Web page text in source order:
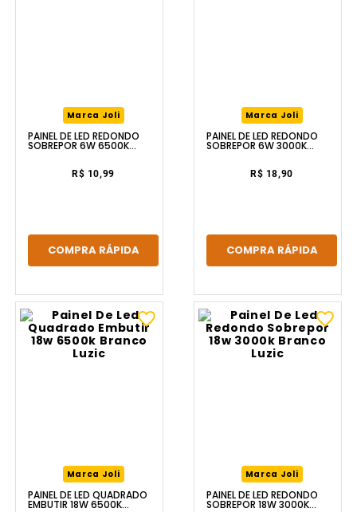
Marca Joli
PAINEL DE LED REDONDO
SOBREPOR 6W 6500K
R$ 10,99
COMPRA RÁPIDA
Marca Joli
PAINEL DE LED REDONDO
SOBREPOR 6W 3000K
R$ 18,90
COMPRA RÁPIDA
Marca Joli
PAINEL DE LED QUADRADO
EMBUTIR 18W 6500K
Marca Joli
PAINEL DE LED REDONDO
SOBREPOR 18W 3000K